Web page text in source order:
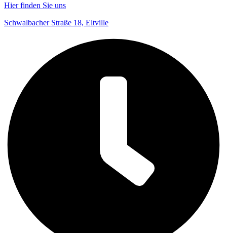
Hier finden Sie uns
Schwalbacher Straße 18, Eltville